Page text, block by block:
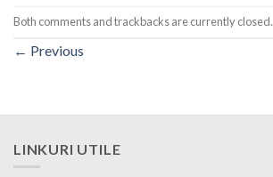
Both comments and trackbacks are currently closed.
← Previous
LINKURI UTILE